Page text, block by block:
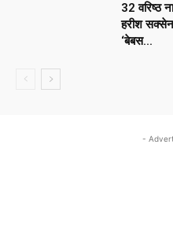
32 वरिष्ठ
हरीश
‘बेबस...
-